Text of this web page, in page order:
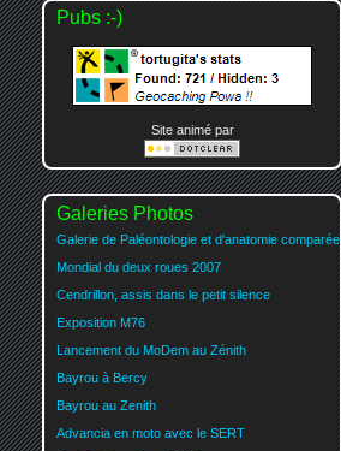
Pubs :-)
Site animé par
Galeries Photos
Galerie de Paléontologie et d'anatomie comparée
Mondial du deux roues 2007
Cendrillon, assis dans le petit silence
Exposition M76
Lancement du MoDem au Zénith
Bayrou à Bercy
Bayrou au Zenith
Advancia en moto avec le SERT